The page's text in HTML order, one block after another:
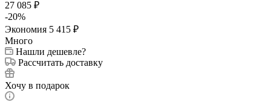
27 085 ₽
-20%
Экономия 5 415 ₽
Много
Нашли дешевле?
Рассчитать доставку
Хочу в подарок